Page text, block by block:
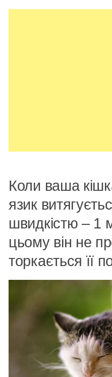
Коли ваша
язик
швидкістю – 1
цьому він не
торкається її